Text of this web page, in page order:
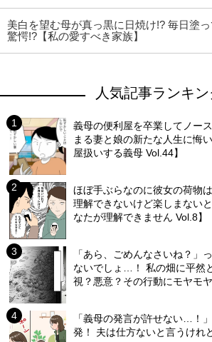
美白を望む母が真っ黒に日焼け!? 毎日塗
驚愕!?【私の愛すべき家族】
人気記事ランキ
義母の便利屋を卒業してノー
まる妻と娘の新たな人生に悔
屋扱いする義母 Vol.44】
ほぼ手ぶらなのに彼女の荷物
理解できないけど楽しまない
なたが理解できません Vol.8】
「あら、ごめんなさいね？」
ないでしょ…！ 私の畑に平然
視？悪意？その行動にモヤモ
「義母の発言が許せない…！
発！ 夫は仕方ないと言うけれ